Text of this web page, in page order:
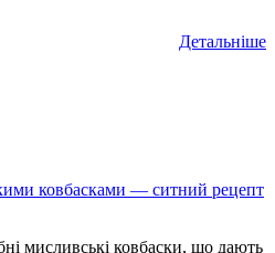
Детальніше
ковбасками — ситний рецепт
мисливські ковбаски, що дають